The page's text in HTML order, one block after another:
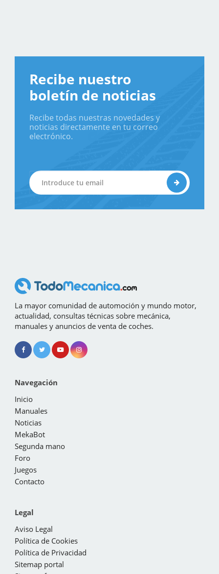
Recibe nuestro
boletín de noticias
Recibe todas nuestras novedades y
noticias directamente en tu correo
electrónico.
La mayor comunidad de automoción y mundo motor,
actualidad, consultas técnicas sobre mecánica,
manuales y anuncios de venta de coches.
Navegación
Inicio
Manuales
Noticias
MekaBot
Segunda mano
Foro
Juegos
Contacto
Legal
Aviso Legal
Política de Cookies
Política de Privacidad
Sitemap portal